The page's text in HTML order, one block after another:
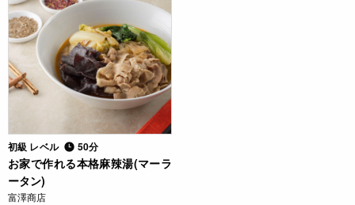
初級 レベル 50分
お家で作れる本格麻辣湯(マーラ
ータン)
富澤商店